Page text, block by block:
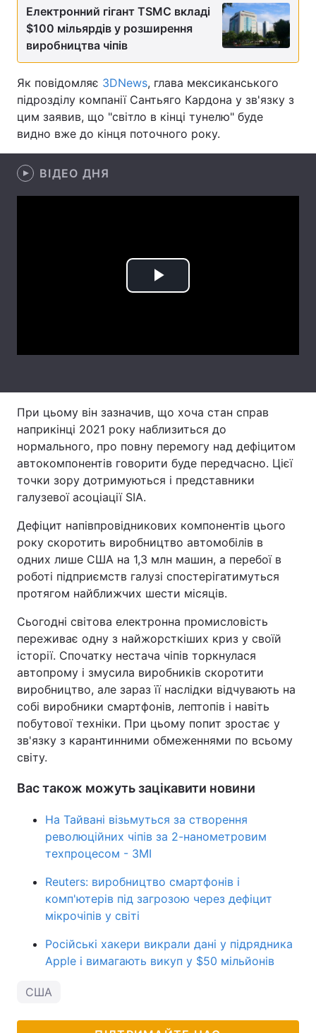
Здоров'я Туризм
Цікавинки
Лонгріди
Інтерв'ю
Тема оформлення
Електронний гігант TSMC вкладі
$100 мільярдів у розширення
виробництва чіпів
Як повідомляє 3DNews, глава мексиканського
підрозділу компанії Сантьяго Кардона у зв'язку з
цим заявив, що "світло в кінці тунелю" буде
видно вже до кінця поточного року.
ВІДЕО ДНЯ
Play
При цьому він зазначив, що хоча стан справ
наприкінці 2021 року наблизиться до
нормального, про повну перемогу над дефіцитом
автокомпонентів говорити буде передчасно. Цієї
точки зору дотримуються і представники
галузевої асоціації SIA.
Дефіцит напівпровідникових компонентів цього
року скоротить виробництво автомобілів в
одних лише США на 1,3 млн машин, а перебої в
роботі підприємств галузі спостерігатимуться
протягом найближчих шести місяців.
Сьогодні світова електронна промисловість
переживає одну з найжорсткіших криз у своїй
історії. Спочатку нестача чіпів торкнулася
автопрому і змусила виробників скоротити
виробництво, але зараз її наслідки відчувають на
собі виробники смартфонів, лептопів і навіть
побутової техніки. При цьому попит зростає у
зв'язку з карантинними обмеженнями по всьому
світу.
Вас також можуть зацікавити новини
На Тайвані візьмуться за створення
революційних чіпів за 2-нанометровим
техпроцесом - ЗМІ
Reuters: виробництво смартфонів і
комп'ютерів під загрозою через дефіцит
мікрочіпів у світі
Російські хакери викрали дані у підрядника
Apple і вимагають викуп у $50 мільйонів
США